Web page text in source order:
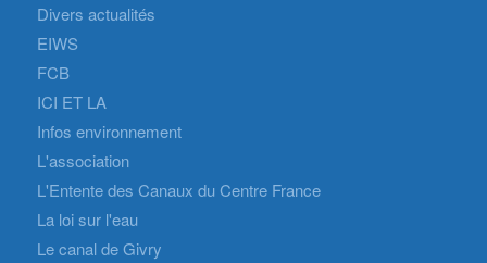
Divers actualités
EIWS
FCB
ICI ET LA
Infos environnement
L'association
L'Entente des Canaux du Centre France
La loi sur l'eau
Le canal de Givry